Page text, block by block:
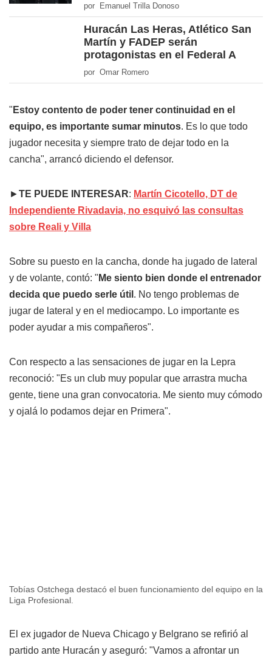
por Emanuel Trilla Donoso
Huracán Las Heras, Atlético San
Martín y FADEP serán
protagonistas en el Federal A
por Omar Romero
" Estoy contento de poder tener continuidad en el
equipo, es importante sumar minutos. Es lo que todo
jugador necesita y siempre trato de dejar todo en la
cancha", arrancó diciendo el defensor.
►TE PUEDE INTERESAR: Martín Cicotello, DT de
Independiente Rivadavia, no esquivó las consultas
sobre Reali y Villa
Sobre su puesto en la cancha, donde ha jugado de lateral
y de volante, contó: " Me siento bien donde el entrenador
decida que puedo serle útil . No tengo problemas de
jugar de lateral y en el mediocampo. Lo importante es
poder ayudar a mis compañeros".
Con respecto a las sensaciones de jugar en la Lepra
reconoció: "Es un club muy popular que arrastra mucha
gente, tiene una gran convocatoria. Me siento muy cómodo
y ojalá lo podamos dejar en Primera".
Tobías Ostchega destacó el buen funcionamiento del equipo en la
Liga Profesional.
El ex jugador de Nueva Chicago y Belgrano se refirió al
partido ante Huracán y aseguró: "Vamos a afrontar un